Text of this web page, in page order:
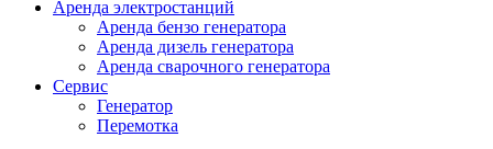
Аренда электростанций
Аренда бензо генератора
Аренда дизель генератора
Аренда сварочного генератора
Сервис
Генератор
Перемотка